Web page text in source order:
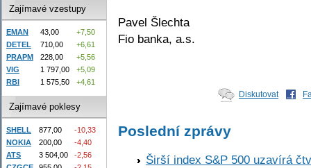
Pavel Šlechta
Fio banka, a.s.
Diskutovat
Poslední zprávy
Širší index S&P 500 uzavírá
Zajímavé vzestupy
EMAN 43,00
+7,50
DETEL
710,00
+6,61
PRAPM
228,00
+5,56
VIG
1 797,00
+5,09
RBI
1 575,50 +4,61
Zajímavé poklesy
SHELL 877,00
-10,33
NOKIA
200,00
-4,40
ATS
3 504,00
-2,56